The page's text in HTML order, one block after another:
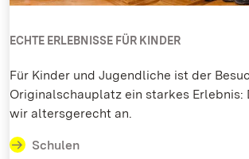
ECHTE ERLEBNISSE FÜR KINDER
Für Kinder und Jugendliche ist der
Originalschauplatz ein starkes Erlebnis:
wir altersgerecht an.
Schulen